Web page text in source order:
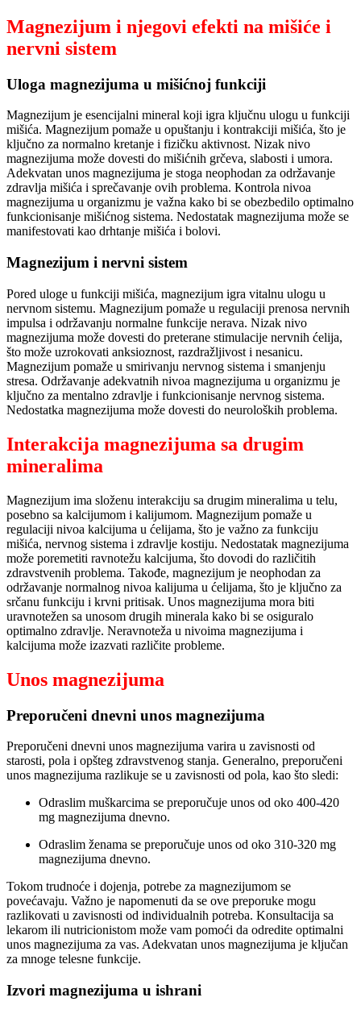
Magnezijum i njegovi efekti na mišiće i
nervni sistem
Uloga magnezijuma u mišićnoj funkciji
Magnezijum je esencijalni mineral koji igra ključnu ulogu u funkciji
mišića. Magnezijum pomaže u opuštanju i kontrakciji mišića, što je
ključno za normalno kretanje i fizičku aktivnost. Nizak nivo
magnezijuma može dovesti do mišićnih grčeva, slabosti i umora.
Adekvatan unos magnezijuma je stoga neophodan za održavanje
zdravlja mišića i sprečavanje ovih problema. Kontrola nivoa
magnezijuma u organizmu je važna kako bi se obezbedilo optimalno
funkcionisanje mišićnog sistema. Nedostatak magnezijuma može se
manifestovati kao drhtanje mišića i bolovi.
Magnezijum i nervni sistem
Pored uloge u funkciji mišića, magnezijum igra vitalnu ulogu u
nervnom sistemu. Magnezijum pomaže u regulaciji prenosa nervnih
impulsa i održavanju normalne funkcije nerava. Nizak nivo
magnezijuma može dovesti do preterane stimulacije nervnih ćelija,
što može uzrokovati anksioznost, razdražljivost i nesanicu.
Magnezijum pomaže u smirivanju nervnog sistema i smanjenju
stresa. Održavanje adekvatnih nivoa magnezijuma u organizmu je
ključno za mentalno zdravlje i funkcionisanje nervnog sistema.
Nedostatka magnezijuma može dovesti do neuroloških problema.
Interakcija magnezijuma sa drugim
mineralima
Magnezijum ima složenu interakciju sa drugim mineralima u telu,
posebno sa kalcijumom i kalijumom. Magnezijum pomaže u
regulaciji nivoa kalcijuma u ćelijama, što je važno za funkciju
mišića, nervnog sistema i zdravlje kostiju. Nedostatak magnezijuma
može poremetiti ravnotežu kalcijuma, što dovodi do različitih
zdravstvenih problema. Takođe, magnezijum je neophodan za
održavanje normalnog nivoa kalijuma u ćelijama, što je ključno za
srčanu funkciju i krvni pritisak. Unos magnezijuma mora biti
uravnotežen sa unosom drugih minerala kako bi se osiguralo
optimalno zdravlje. Neravnoteža u nivoima magnezijuma i
kalcijuma može izazvati različite probleme.
Unos magnezijuma
Preporučeni dnevni unos magnezijuma
Preporučeni dnevni unos magnezijuma varira u zavisnosti od
starosti, pola i opšteg zdravstvenog stanja. Generalno, preporučeni
unos magnezijuma razlikuje se u zavisnosti od pola, kao što sledi:
Odraslim muškarcima se preporučuje unos od oko 400-420
mg magnezijuma dnevno.
Odraslim ženama se preporučuje unos od oko 310-320 mg
magnezijuma dnevno.
Tokom trudnoće i dojenja, potrebe za magnezijumom se
povećavaju. Važno je napomenuti da se ove preporuke mogu
razlikovati u zavisnosti od individualnih potreba. Konsultacija sa
lekarom ili nutricionistom može vam pomoći da odredite optimalni
unos magnezijuma za vas. Adekvatan unos magnezijuma je ključan
za mnoge telesne funkcije.
Izvori magnezijuma u ishrani